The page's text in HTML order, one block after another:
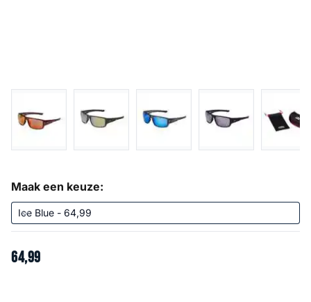
Maak een keuze:
64,99